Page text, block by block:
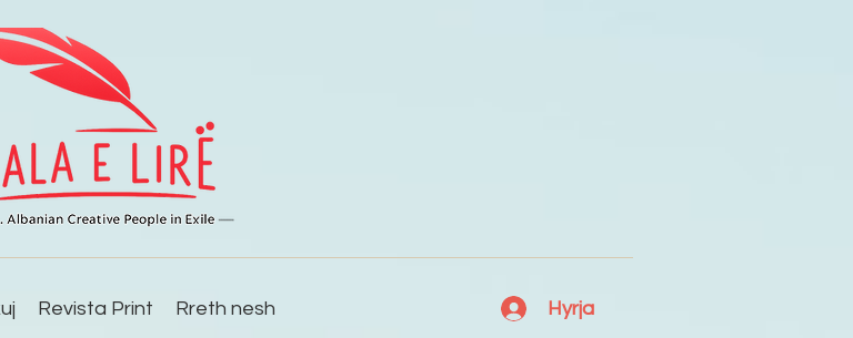
Revista Print Rreth nesh Hyrja